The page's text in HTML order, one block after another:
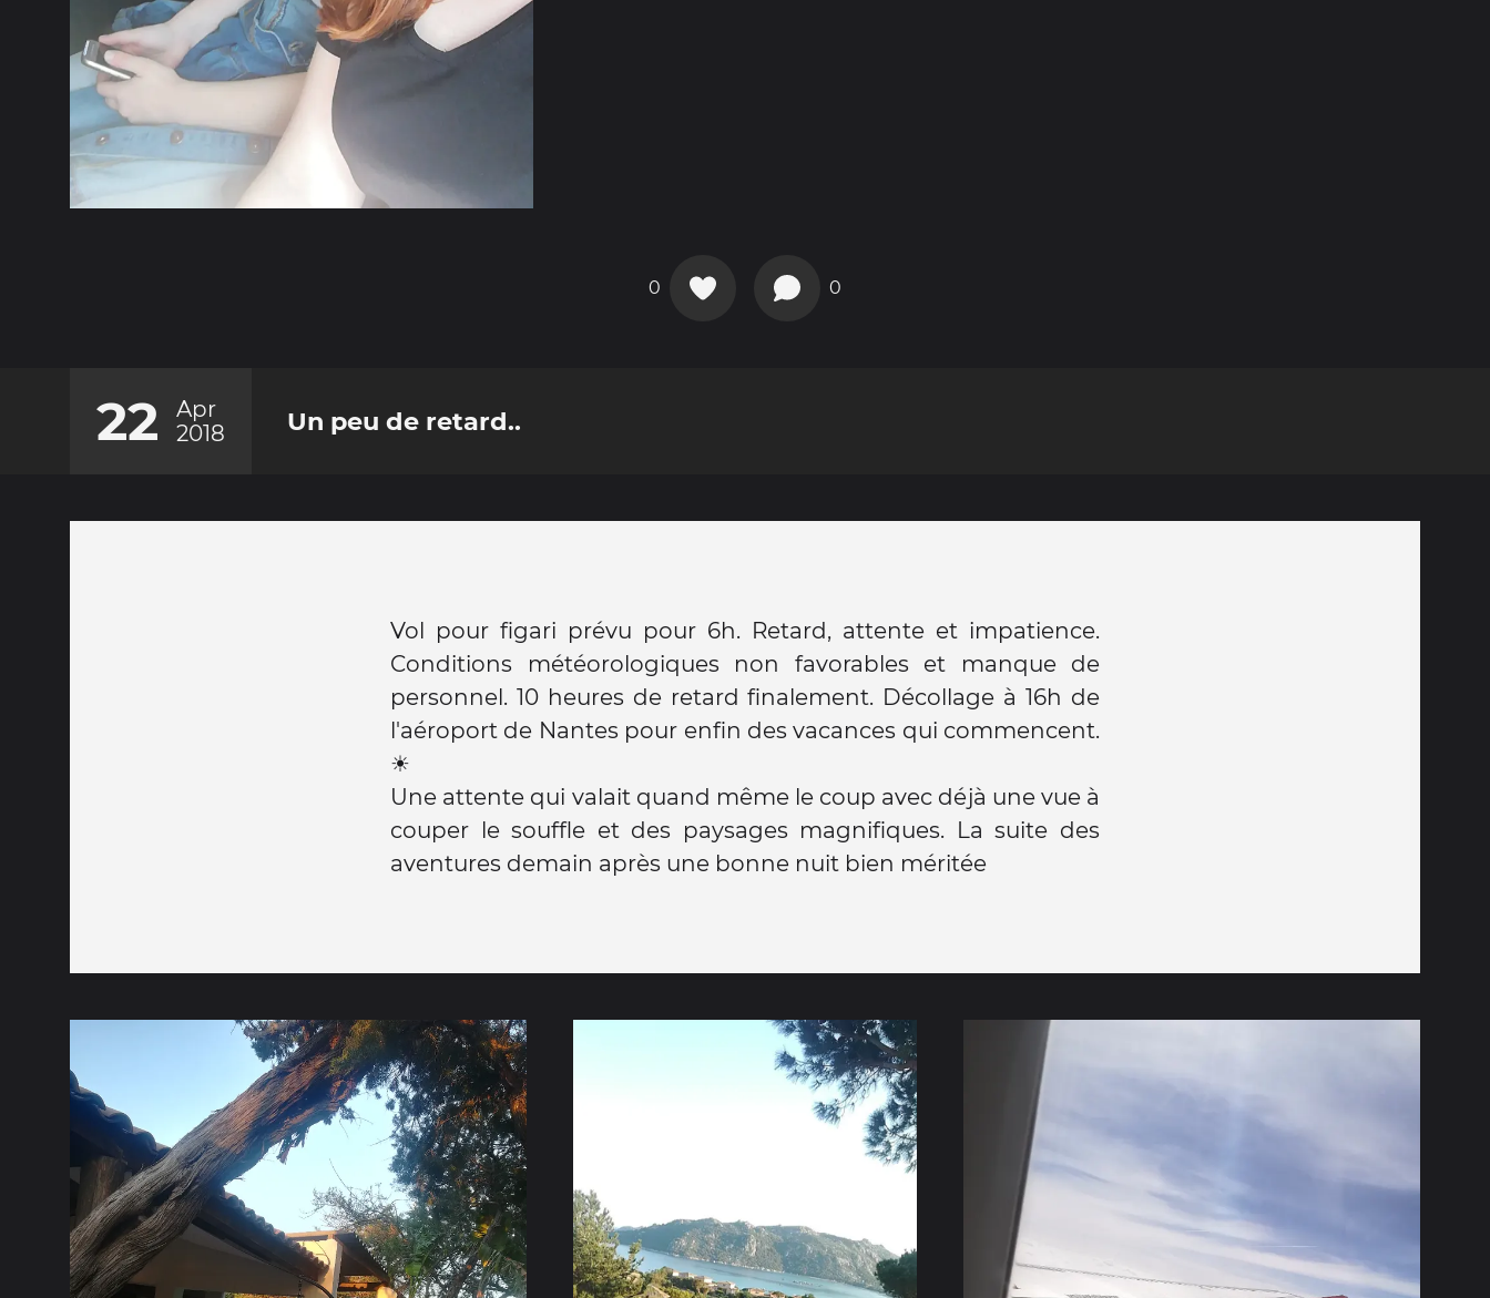
0 0
22
Apr
2018
Un peu de retard..
Vol pour figari prévu pour 6h. Retard, attente et impatience.
Conditions météorologiques non favorables et manque de
personnel. 10 heures de retard finalement. Décollage à 16h de
l'aéroport de Nantes pour enfin des vacances qui commencent.
☀️
Une attente qui valait quand même le coup avec déjà une vue à
couper le souffle et des paysages magnifiques. La suite des
aventures demain après une bonne nuit bien méritée